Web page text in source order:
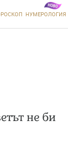
НУМЕРОЛОГИЯ
не би